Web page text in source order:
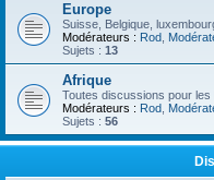
Europe
Suisse, Belgique,
Modérateurs : Rod
Sujets : 13
Afrique
Toutes discussions pour les
Modérateurs : Rod
Sujets : 56